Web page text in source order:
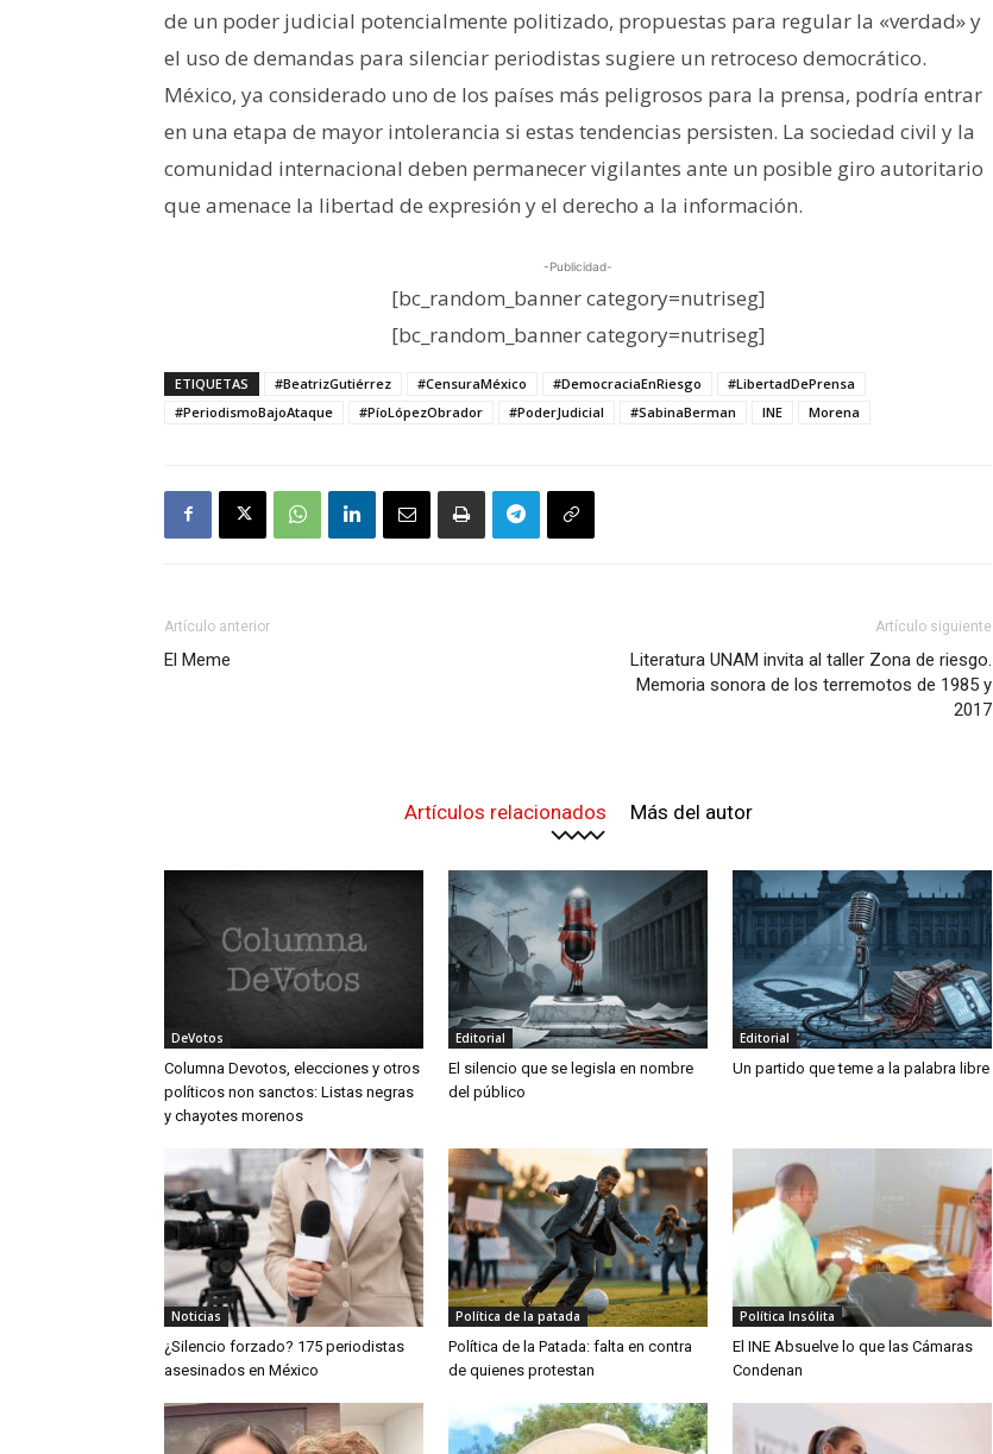
de un poder judicial potencialmente politizado, propuestas para regular la «verdad» y
el uso de demandas para silenciar periodistas sugiere un retroceso democrático.
México, ya considerado uno de los países más peligrosos para la prensa, podría entrar
en una etapa de mayor intolerancia si estas tendencias persisten. La sociedad civil y la
comunidad internacional deben permanecer vigilantes ante un posible giro autoritario
que amenace la libertad de expresión y el derecho a la información.
-Publicidad-
[bc_random_banner category=nutriseg]
[bc_random_banner category=nutriseg]
ETIQUETAS #BeatrizGutiérrez #CensuraMéxico #DemocraciaEnRiesgo
#LibertadDePrensa
#PeriodismoBajoAtaque
#PíoLópezObrador #PoderJudicial #SabinaBerman INE Morena
Artículo anterior
El Meme
Artículo siguiente
Literatura UNAM invita al taller Zona de riesgo.
Memoria sonora de los terremotos de 1985 y
2017
Artículos relacionados Más del autor
DeVotos
Columna Devotos, elecciones y otros
políticos non sanctos: Listas negras
y chayotes morenos
Editorial
El silencio que se legisla en nombre
del público
Editorial
Un partido que teme a la palabra libre
Noticias
¿Silencio forzado? 175 periodistas
asesinados en México
Política de la patada
Política de la Patada: falta en contra
de quienes protestan
Política Insólita
El INE Absuelve lo que las Cámaras
Condenan